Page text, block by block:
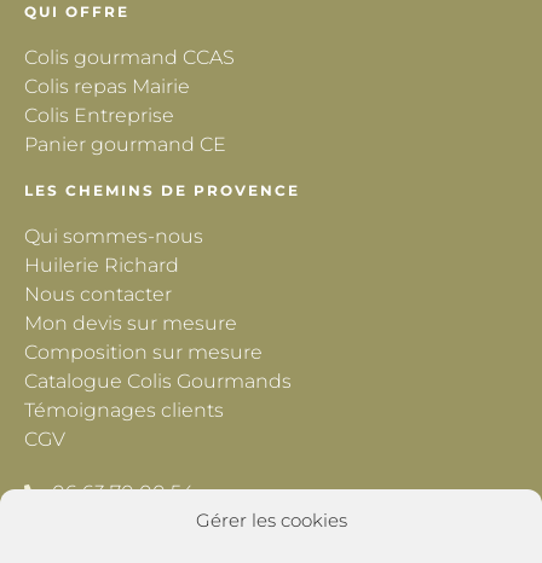
Gérer les cookies
QUI OFFRE
Colis gourmand CCAS
Colis repas Mairie
Colis Entreprise
Panier gourmand CE
LES CHEMINS DE PROVENCE
Qui sommes-nous
Huilerie Richard
Nous contacter
Mon devis sur mesure
Composition sur mesure
Catalogue Colis Gourmands
Témoignages clients
CGV
06 63 70 00 54
contact@lescheminsdeprovence.com